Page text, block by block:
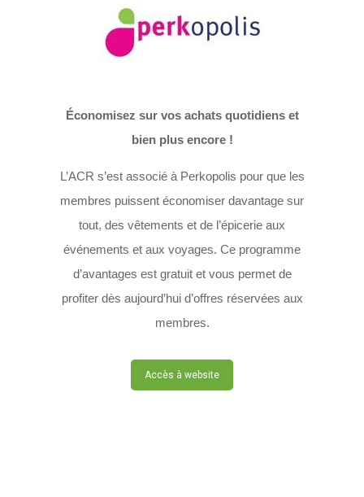
Économisez sur vos achats quotidiens et
bien plus encore !
L’ACR s’est associé à Perkopolis pour que les
membres puissent économiser davantage sur
tout, des vêtements et de l’épicerie aux
événements et aux voyages. Ce programme
d’avantages est gratuit et vous permet de
profiter dès aujourd’hui d’offres réservées aux
membres.
Accès à website